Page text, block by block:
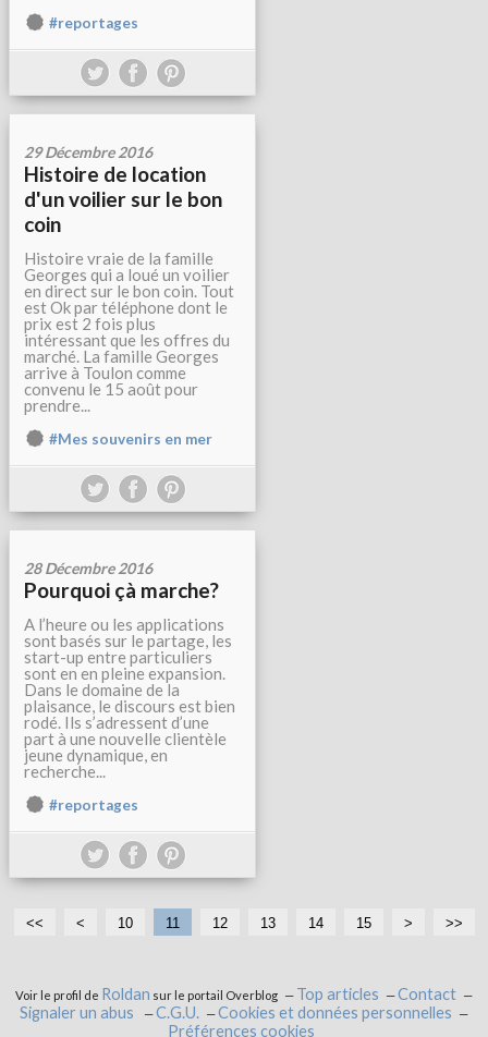
#reportages
29 Décembre 2016
Histoire de location
d'un voilier sur le bon
coin
Histoire vraie de la famille
Georges qui a loué un voilier
en direct sur le bon coin. Tout
est Ok par téléphone dont le
prix est 2 fois plus
intéressant que les offres du
marché. La famille Georges
arrive à Toulon comme
convenu le 15 août pour
prendre...
#Mes souvenirs en mer
28 Décembre 2016
Pourquoi çà marche?
A l’heure ou les applications
sont basés sur le partage, les
start-up entre particuliers
sont en en pleine expansion.
Dans le domaine de la
plaisance, le discours est bien
rodé. Ils s’adressent d’une
part à une nouvelle clientèle
jeune dynamique, en
recherche...
#reportages
<< < 10 11 12 13 14 15 > >>
Voir le profil de Roldan sur le portail Overblog Top articles
Contact
Signaler un abus
C.G.U.
Cookies et données personnelles
Préférences cookies